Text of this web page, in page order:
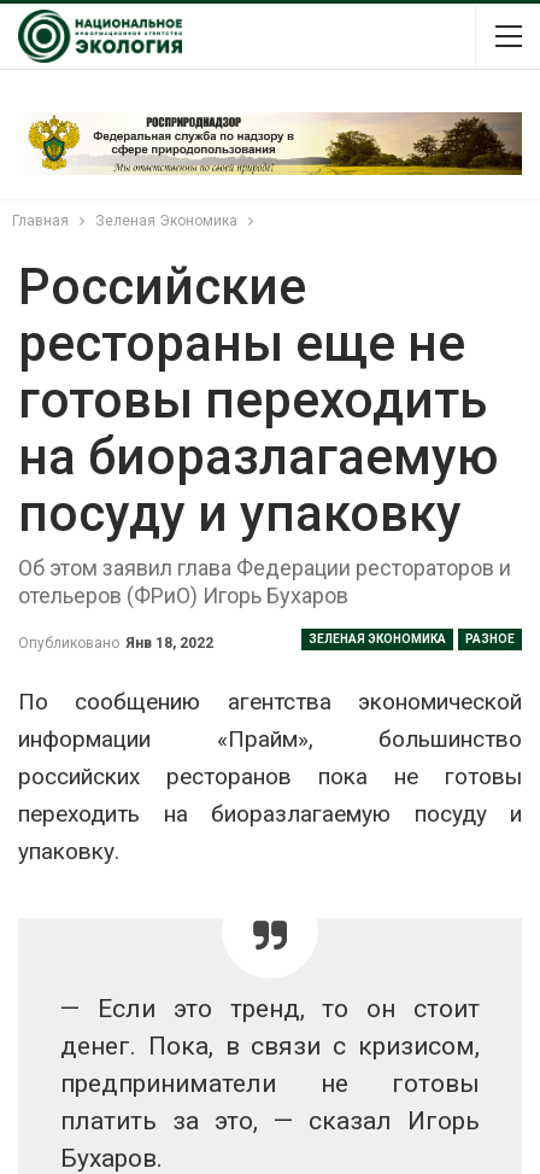
Главная Зеленая Экономика
Российские
рестораны еще не
готовы переходить
на биоразлагаемую
посуду и упаковку
Об этом заявил глава Федерации рестораторов и
отельеров (ФРиО) Игорь Бухаров
ЗЕЛЕНАЯ ЭКОНОМИКА РАЗНОЕ
Опубликовано Янв 18, 2022
По сообщению агентства экономической
информации «Прайм», большинство
российских ресторанов пока не готовы
переходить на биоразлагаемую посуду и
упаковку.
— Если это тренд, то он стоит
денег. Пока, в связи с кризисом,
предприниматели не готовы
платить за это, — сказал Игорь
Бухаров.